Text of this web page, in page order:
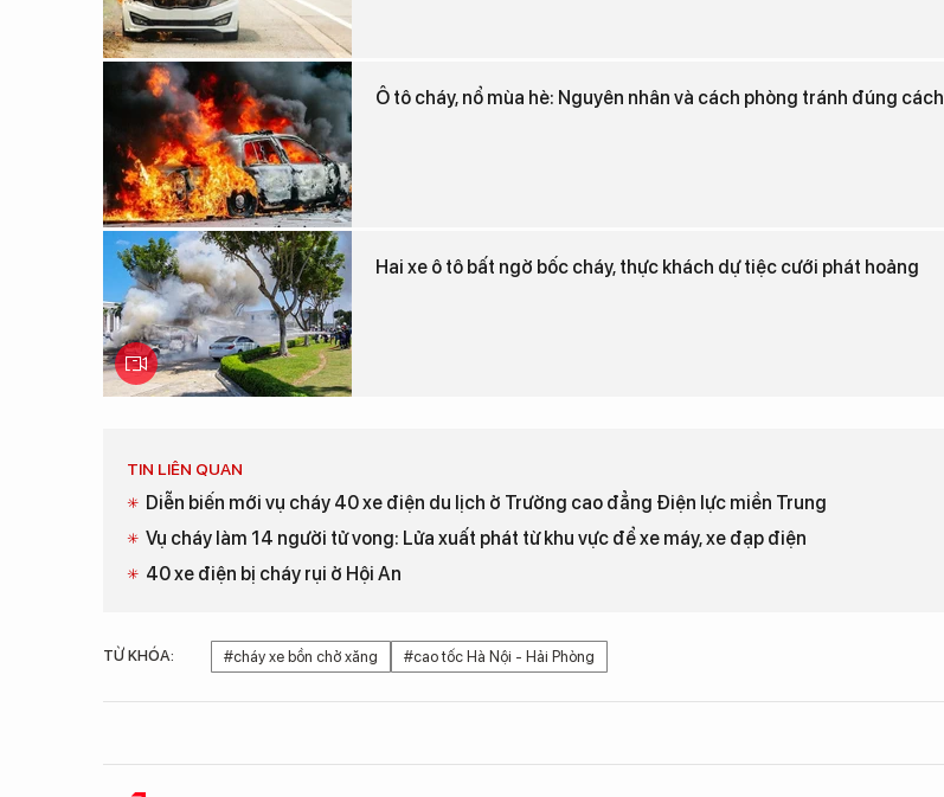
Ô tô cháy, nổ mùa hè: Nguyên nhân và cách phòng tránh đúng cách
Hai xe ô tô bất ngờ bốc cháy, thực khách dự tiệc cưới phát hoảng
TIN LIÊN QUAN
Diễn biến mới vụ cháy 40 xe điện du lịch ở Trường cao đẳng Điện lực miền Trung
Vụ cháy làm 14 người tử vong: Lửa xuất phát từ khu vực để xe máy, xe đạp điện
40 xe điện bị cháy rụi ở Hội An
TỪ KHÓA: #cháy xe bồn chở xăng #cao tốc Hà Nội - Hải Phòng